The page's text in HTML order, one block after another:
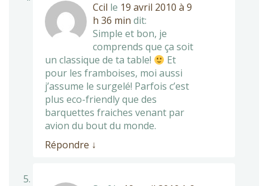
Ccil le 19 avril 2010 à 9
h 36 min dit:
Simple et bon, je
comprends que ça soit
un classique de ta table!
Et
pour les framboises, moi aussi
j’assume le surgelé! Parfois c’est
plus eco-friendly que des
barquettes fraiches venant par
avion du bout du monde.
Répondre ↓